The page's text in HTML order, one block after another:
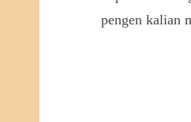
pengen kalian